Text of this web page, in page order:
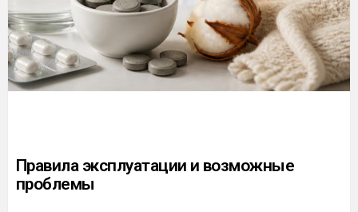
Правила эксплуатации и возможные
проблемы